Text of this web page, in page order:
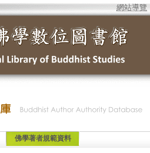
網站導覽
佛學著者規範資料